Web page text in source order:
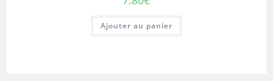
Ajouter au panier